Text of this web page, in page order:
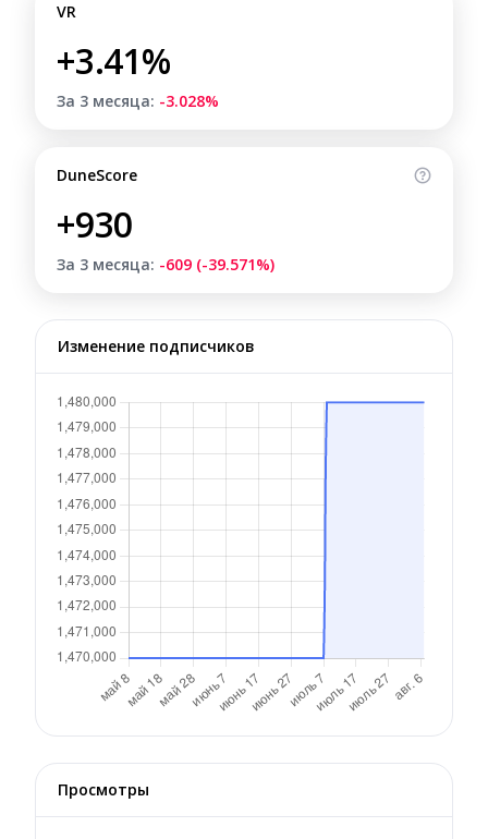
VR
+3.41%
За 3 месяца: -3.028%
DuneScore
+930
За 3 месяца: -609 (-39.571%)
Изменение подписчиков
Просмотры